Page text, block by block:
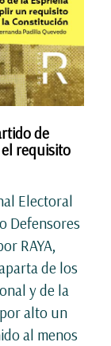
de
requisito
Electoral
Defensores
RAYA,
de los
y de la
alto un
al menos